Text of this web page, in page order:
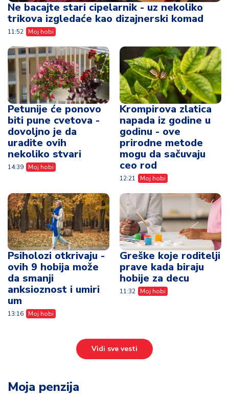
Ne bacajte stari cipelarnik - uz nekoliko
trikova izgledaće kao dizajnerski komad
11:52 Moj hobi
Petunije će ponovo
biti pune cvetova -
dovoljno je da
uradite ovih
nekoliko stvari
14:39 Moj hobi
Krompirova zlatica
napada iz godine u
godinu - ove
prirodne metode
mogu da sačuvaju
ceo rod
12:21 Moj hobi
Psiholozi otkrivaju -
ovih 9 hobija može
da smanji
anksioznost i umiri
um
13:16 Moj hobi
Greške koje roditelji
prave kada biraju
hobije za decu
11:32 Moj hobi
Vidi sve vesti
Moja penzija